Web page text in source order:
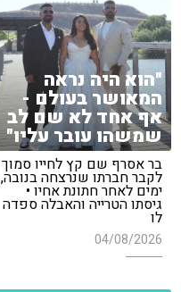
"הוא היה נראה
המאושר בעולם -
אף אחד לא שם לב
שמשהו עובר עליו"
בר אסרף שם קץ לחייו סמוך
לקבר חברתו שנרצחה בנובה,
ימים לאחר חתונת אחיו •
גיסתו הטרייה והאבלה ספדה
לו
04/08/2026